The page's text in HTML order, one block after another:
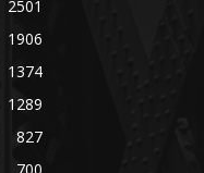
2501
1906
1374
1289
827